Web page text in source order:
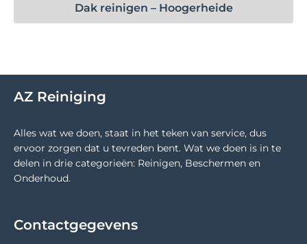
Dak reinigen – Hoogerheide
AZ Reiniging
Alles wat we doen, staat in het teken van service, dus
ervoor zorgen dat u tevreden bent. Wat we doen is in te
delen in drie categorieën: Reinigen, Beschermen en
Onderhoud.
Contactgegevens